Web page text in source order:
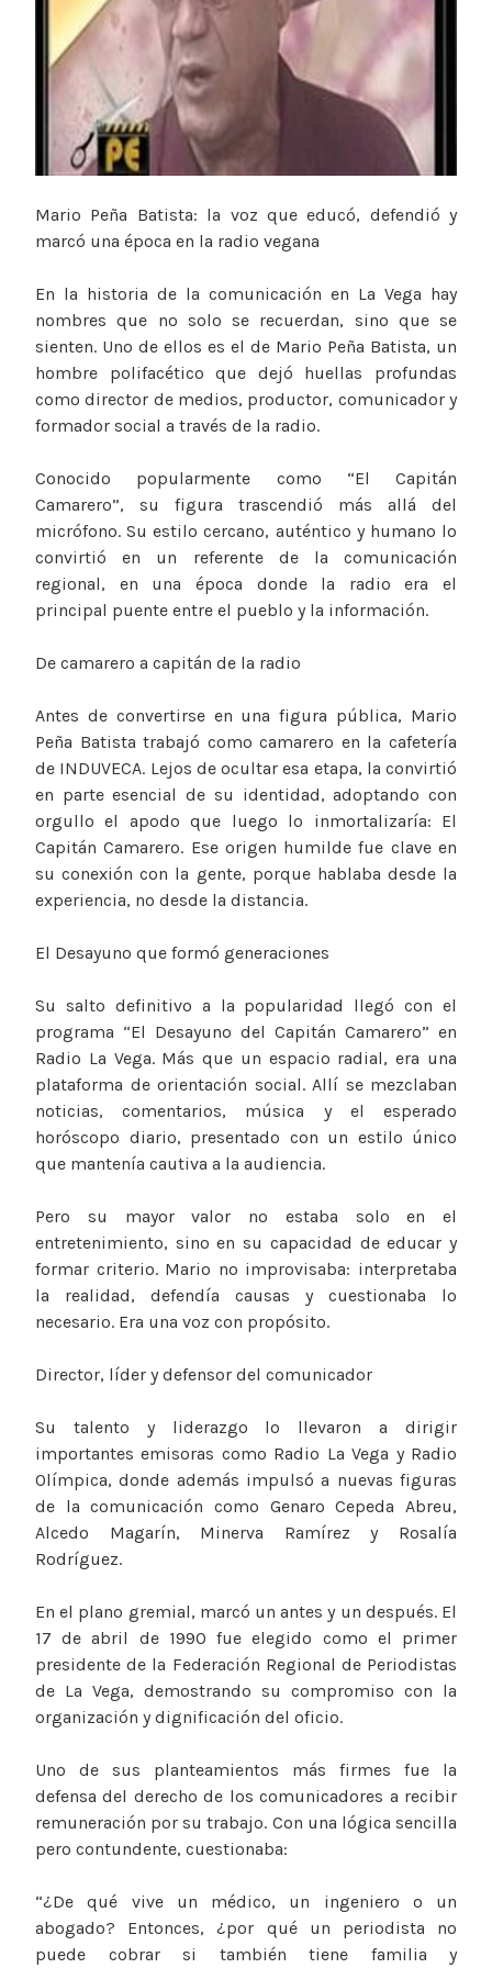
Mario Peña Batista: la voz que educó, defendió y
marcó una época en la radio vegana
En la historia de la comunicación en La Vega hay
nombres que no solo se recuerdan, sino que se
sienten. Uno de ellos es el de Mario Peña Batista, un
hombre polifacético que dejó huellas profundas
como director de medios, productor, comunicador y
formador social a través de la radio.
Conocido popularmente como “El Capitán
Camarero”, su figura trascendió más allá del
micrófono. Su estilo cercano, auténtico y humano lo
convirtió en un referente de la comunicación
regional, en una época donde la radio era el
principal puente entre el pueblo y la información.
De camarero a capitán de la radio
Antes de convertirse en una figura pública, Mario
Peña Batista trabajó como camarero en la cafetería
de INDUVECA. Lejos de ocultar esa etapa, la convirtió
en parte esencial de su identidad, adoptando con
orgullo el apodo que luego lo inmortalizaría: El
Capitán Camarero. Ese origen humilde fue clave en
su conexión con la gente, porque hablaba desde la
experiencia, no desde la distancia.
El Desayuno que formó generaciones
Su salto definitivo a la popularidad llegó con el
programa “El Desayuno del Capitán Camarero” en
Radio La Vega. Más que un espacio radial, era una
plataforma de orientación social. Allí se mezclaban
noticias, comentarios, música y el esperado
horóscopo diario, presentado con un estilo único
que mantenía cautiva a la audiencia.
Pero su mayor valor no estaba solo en el
entretenimiento, sino en su capacidad de educar y
formar criterio. Mario no improvisaba: interpretaba
la realidad, defendía causas y cuestionaba lo
necesario. Era una voz con propósito.
Director, líder y defensor del comunicador
Su talento y liderazgo lo llevaron a dirigir
importantes emisoras como Radio La Vega y Radio
Olímpica, donde además impulsó a nuevas figuras
de la comunicación como Genaro Cepeda Abreu,
Alcedo Magarín, Minerva Ramírez y Rosalía
Rodríguez.
En el plano gremial, marcó un antes y un después. El
17 de abril de 1990 fue elegido como el primer
presidente de la Federación Regional de Periodistas
de La Vega, demostrando su compromiso con la
organización y dignificación del oficio.
Uno de sus planteamientos más firmes fue la
defensa del derecho de los comunicadores a recibir
remuneración por su trabajo. Con una lógica sencilla
pero contundente, cuestionaba:
“¿De qué vive un médico, un ingeniero o un
abogado? Entonces, ¿por qué un periodista no
puede cobrar si también tiene familia y